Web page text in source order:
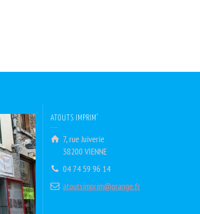
ATOUTS IMPRIM’
7, rue Juiverie
38200 VIENNE
04 74 59 96 14
atoutsimprim@orange.fr